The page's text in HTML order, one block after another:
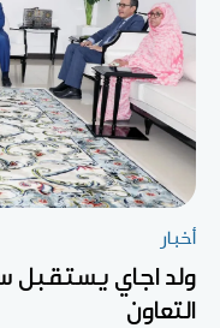
أخبار
ولد اجاي يستقبل
التعاون